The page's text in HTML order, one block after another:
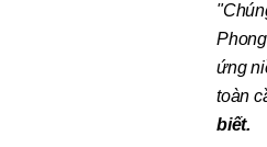
ứng
toàn
biết.